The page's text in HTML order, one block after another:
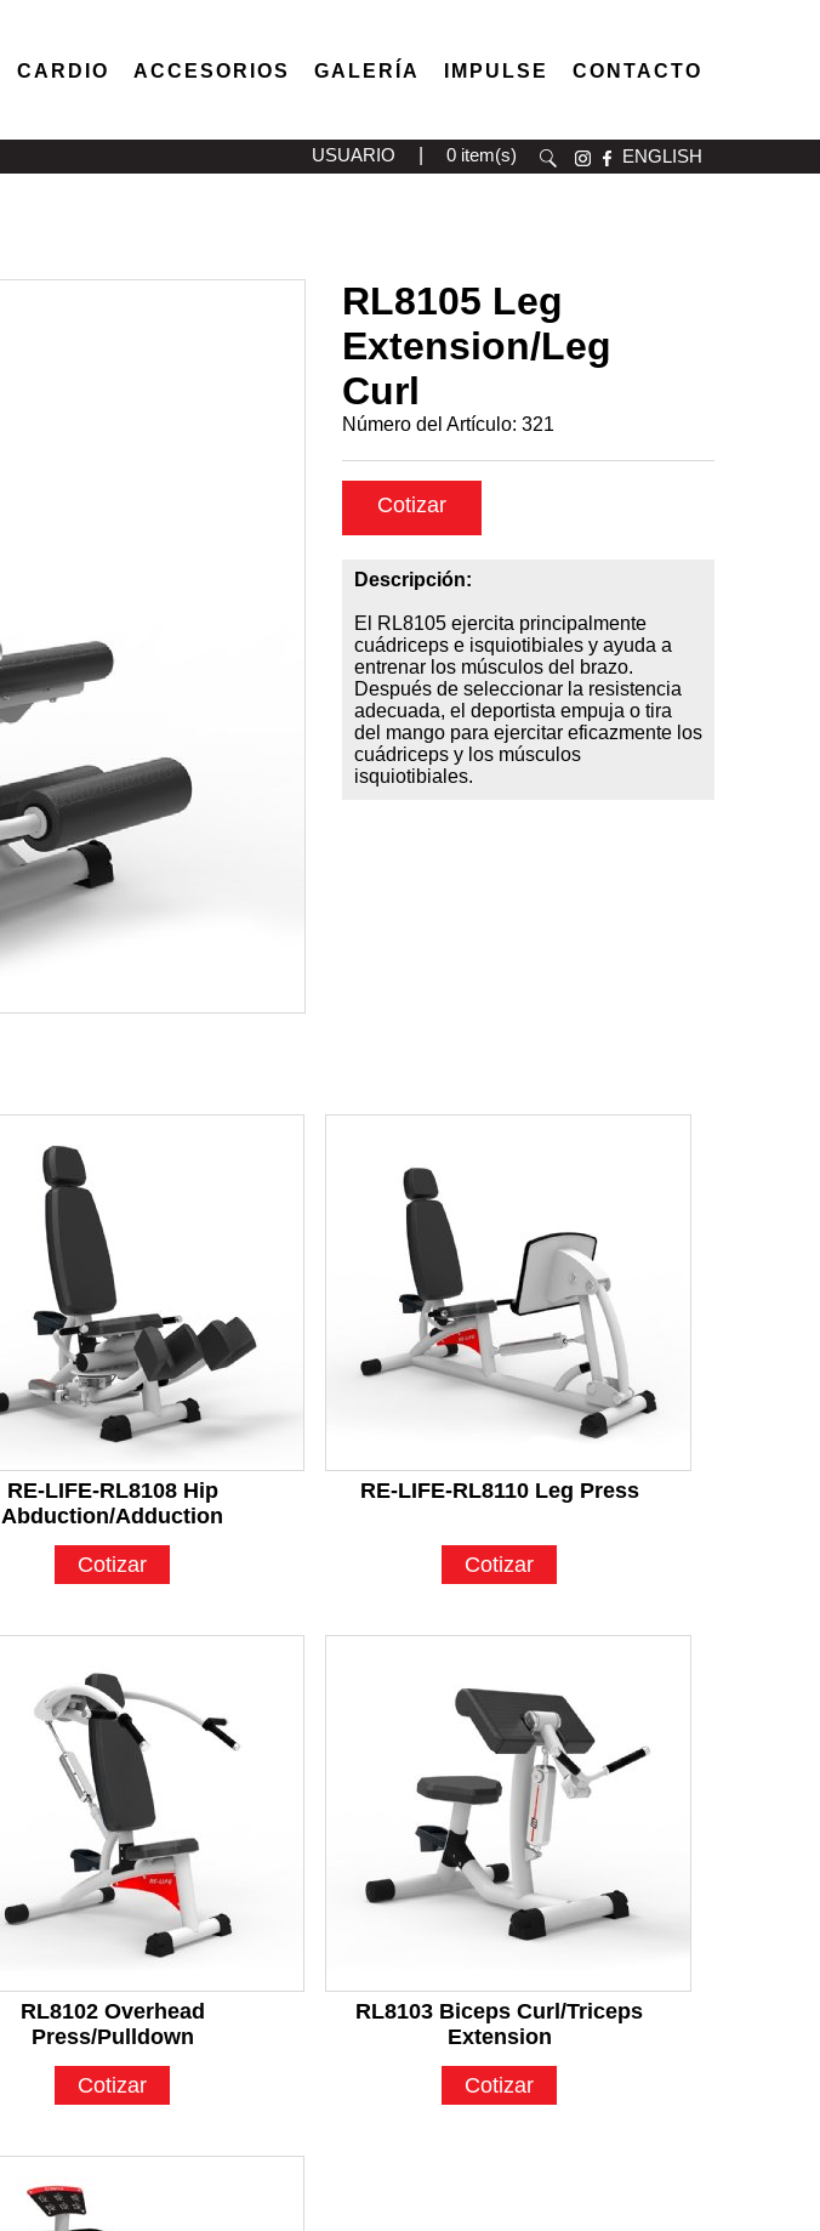
CARDIO ACCESORIOS GALERÍA IMPULSE CONTACTO
ENGLISH
USUARIO 0 item(s)
RL8105 Leg
Extension/Leg
Curl
Número del Artículo: 321
Cotizar
Descripción:
El RL8105 ejercita principalmente
cuádriceps e isquiotibiales y ayuda a
entrenar los músculos del brazo.
Después de seleccionar la resistencia
adecuada, el deportista empuja o tira
del mango para ejercitar eficazmente los
cuádriceps y los músculos
isquiotibiales.
RE-LIFE-RL8108 Hip
Abduction/Adduction
Cotizar
RE-LIFE-RL8110 Leg Press
Cotizar
RL8102 Overhead
Press/Pulldown
Cotizar
RL8103 Biceps Curl/Triceps
Extension
Cotizar